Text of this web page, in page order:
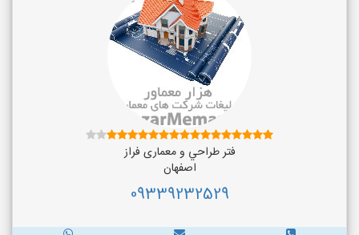
فتر طراحي و معماری فراز
اصفهان
09339232529